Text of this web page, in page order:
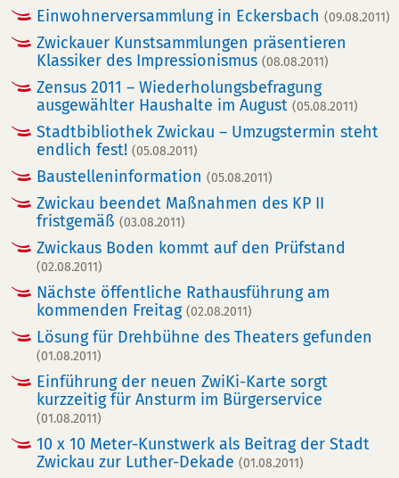
Einwohnerversammlung in Eckersbach (09.08.2011)
Zwickauer Kunstsammlungen präsentieren
Klassiker des Impressionismus (08.08.2011)
Zensus 2011 – Wiederholungsbefragung
ausgewählter Haushalte im August (05.08.2011)
Stadtbibliothek Zwickau – Umzugstermin steht
endlich fest! (05.08.2011)
Baustelleninformation (05.08.2011)
Zwickau beendet Maßnahmen des KP II
fristgemäß (03.08.2011)
Zwickaus Boden kommt auf den Prüfstand
(02.08.2011)
Nächste öffentliche Rathausführung am
kommenden Freitag (02.08.2011)
Lösung für Drehbühne des Theaters gefunden
(01.08.2011)
Einführung der neuen ZwiKi-Karte sorgt
kurzzeitig für Ansturm im Bürgerservice
(01.08.2011)
10 x 10 Meter-Kunstwerk als Beitrag der Stadt
Zwickau zur Luther-Dekade (01.08.2011)